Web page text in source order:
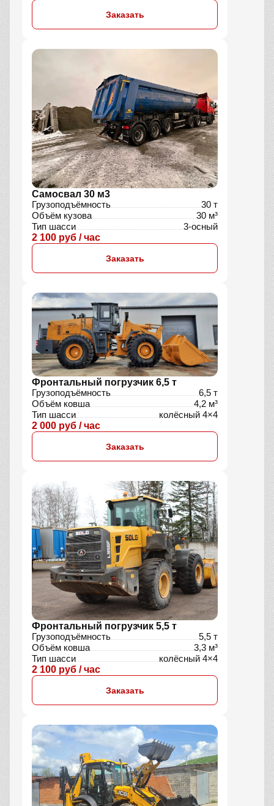
Заказать
Самосвал 30 м3
Грузоподъёмность
30 т
Объём кузова
30 м³
Тип шасси
3-осный
2 100 руб / час
Заказать
Фронтальный погрузчик 6,5 т
Грузоподъёмность
6,5 т
Объём ковша
4,2 м³
Тип шасси
колёсный 4×4
2 000 руб / час
Заказать
Фронтальный погрузчик 5,5 т
Грузоподъёмность
5,5 т
Объём ковша
3,3 м³
Тип шасси
колёсный 4×4
2 100 руб / час
Заказать